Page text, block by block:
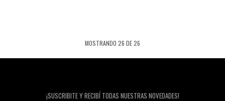
MOSTRANDO 26 DE26
¡SUSCRIBITE Y RECIBÍ TODAS NUESTRAS NOVEDADES!